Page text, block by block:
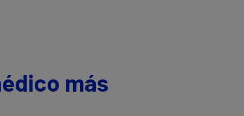
más